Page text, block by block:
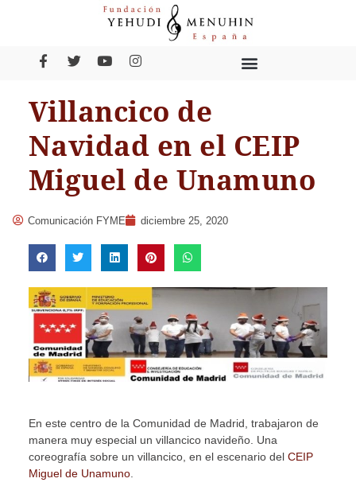
Villancico de
Navidad en el CEIP
Miguel de Unamuno
Comunicación FYME diciembre 25, 2020
En este centro de la Comunidad de Madrid, trabajaron de
manera muy especial un villancico navideño. Una
coreografía sobre un villancico, en el escenario del CEIP
Miguel de Unamuno.